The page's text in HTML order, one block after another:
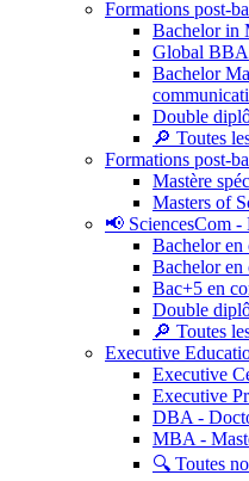
Formations post-
Bachelor in
Global BBA
Bachelor
Double
🔎 Toutes
Formations post-
Mastère
Masters of
📢 SciencesCom
Bachelor en
Bachelor en
Bac+5 en
Double
🔎 Toutes
Executive
Executive
Executive
DBA -
MBA -
🔍 Toutes